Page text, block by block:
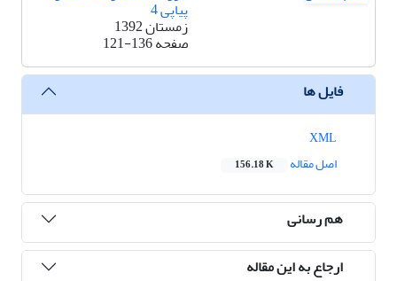
پیاپی 4
زمستان 1392
صفحه121-136
فایل ها
اصل مقاله
156.18 K
هم رسانی
ارجاع به این مقاله